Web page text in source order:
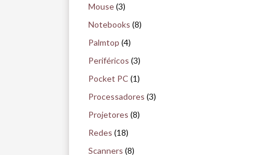
Mouse(3)
Notebooks (8)
Palmtop (4)
Periféricos (3)
Pocket PC (1)
Processadores (3)
Projetores (8)
Redes (18)
Scanners (8)